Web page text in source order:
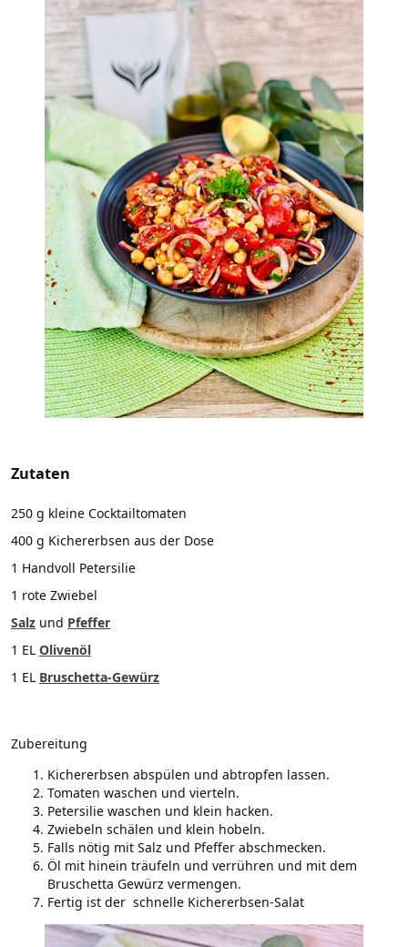
Zutaten
250 g kleine Cocktailtomaten
400 g Kichererbsen aus der Dose
1 Handvoll Petersilie
1 rote Zwiebel
Salz und Pfeffer
1 EL Olivenöl
1 EL Bruschetta-Gewürz
Zubereitung
Kichererbsen abspülen und abtropfen lassen.
Tomaten waschen und vierteln.
Petersilie waschen und klein hacken.
Zwiebeln schälen und klein hobeln.
Falls nötig mit Salz und Pfeffer abschmecken.
Öl mit hinein träufeln und verrühren und mit dem
Bruschetta Gewürz vermengen.
Fertig ist der schnelle Kichererbsen-Salat